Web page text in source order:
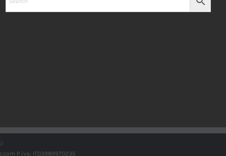
P.iva: IT03989970235